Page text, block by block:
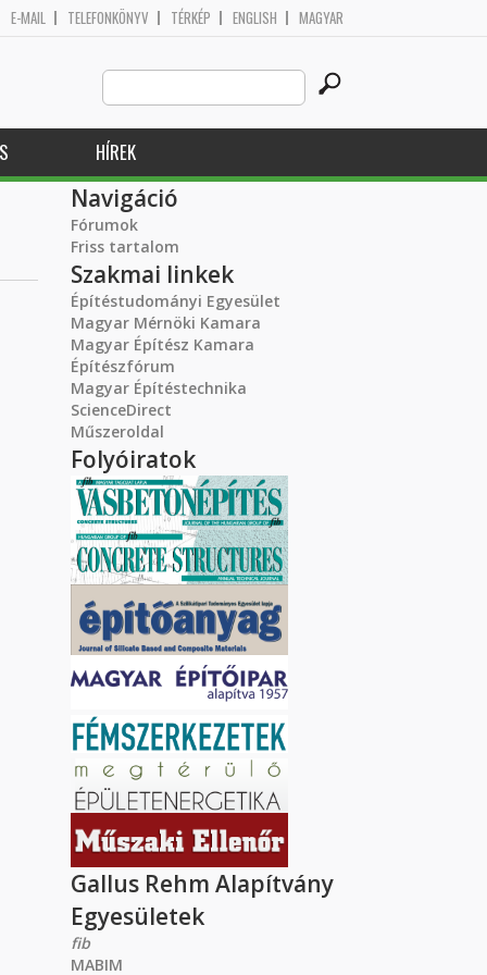
E-MAIL TELEFONKÖNYV TÉRKÉP ENGLISH MAGYAR
Search
this
site
HÍREK
Navigáció
Fórumok
Friss tartalom
Szakmai linkek
Építéstudományi Egyesület
Magyar Mérnöki Kamara
Magyar Építész Kamara
Építészfórum
Magyar Építéstechnika
ScienceDirect
Műszeroldal
Folyóiratok
Gallus Rehm Alapítvány
Egyesületek
fib
MABIM